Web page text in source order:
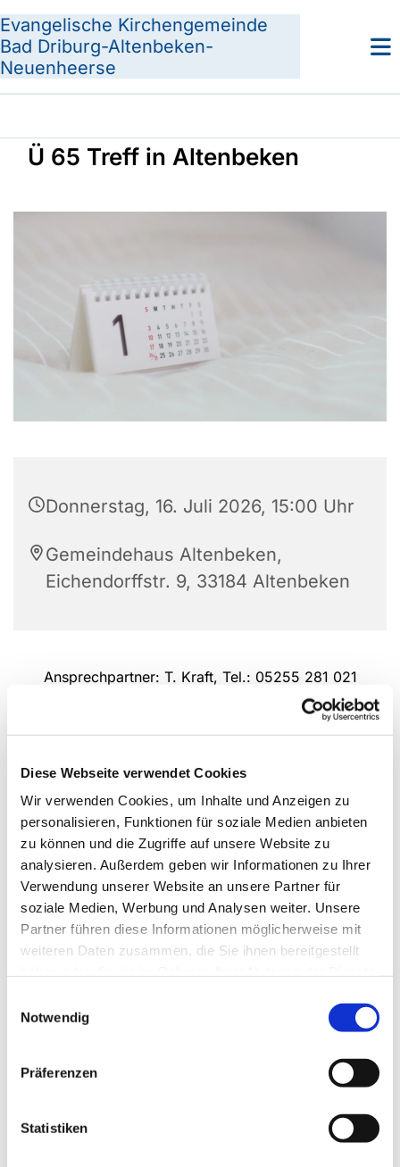
Diese Webseite verwendet Cookies
Wir verwenden Cookies, um Inhalte und Anzeigen zu
personalisieren, Funktionen für soziale Medien anbieten
zu können und die Zugriffe auf unsere Website zu
analysieren. Außerdem geben wir Informationen zu Ihrer
Verwendung unserer Website an unsere Partner für
soziale Medien, Werbung und Analysen weiter. Unsere
Partner führen diese Informationen möglicherweise mit
weiteren Daten zusammen, die Sie ihnen bereitgestellt
Notwendig
Präferenzen
Statistiken
Evangelische Kirchengemeinde
Bad Driburg-Altenbeken-
Neuenheerse
Ü 65 Treff in Altenbeken
Donnerstag, 16. Juli 2026, 15:00 Uhr
Gemeindehaus Altenbeken,
Eichendorffstr. 9, 33184 Altenbeken
Ansprechpartner: T. Kraft, Tel.: 05255 281 021